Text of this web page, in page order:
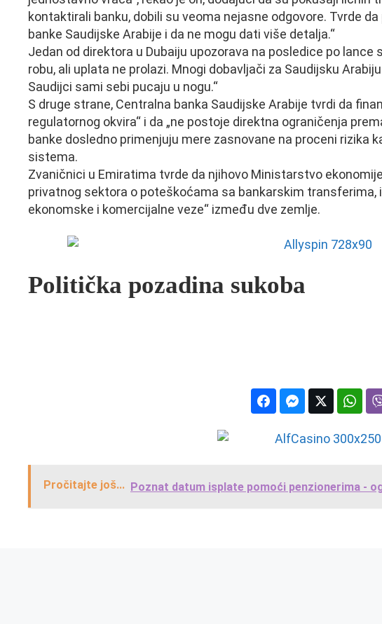
kontaktirali banku, dobili su veoma nejasne odgovore. Tvrde
banke Saudijske Arabije i da ne mogu dati više detalja.“
Jedan od direktora u Dubaiju upozorava na posledice po lance
robu, ali uplata ne prolazi. Mnogi dobavljači za Saudijsku
Saudijci sami sebi pucaju u nogu.“
S druge strane, Centralna banka Saudijske Arabije tvrdi da
regulatornog okvira“ i da „ne postoje direktna ograničenja
banke dosledno primenjuju mere zasnovane na proceni rizika
sistema.
Zvaničnici u Emiratima tvrde da njihovo Ministarstvo
privatnog sektora o poteškoćama sa bankarskim transferima,
ekonomske i komercijalne veze“ između dve zemlje.
Politička pozadina sukoba
Pročitajte još... Poznat datum isplate pomoći penzionerima -